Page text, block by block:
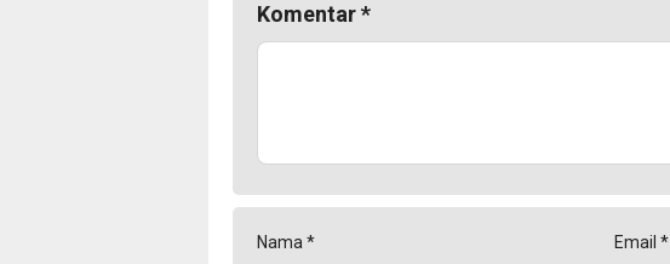
Komentar*
Nama * Email *